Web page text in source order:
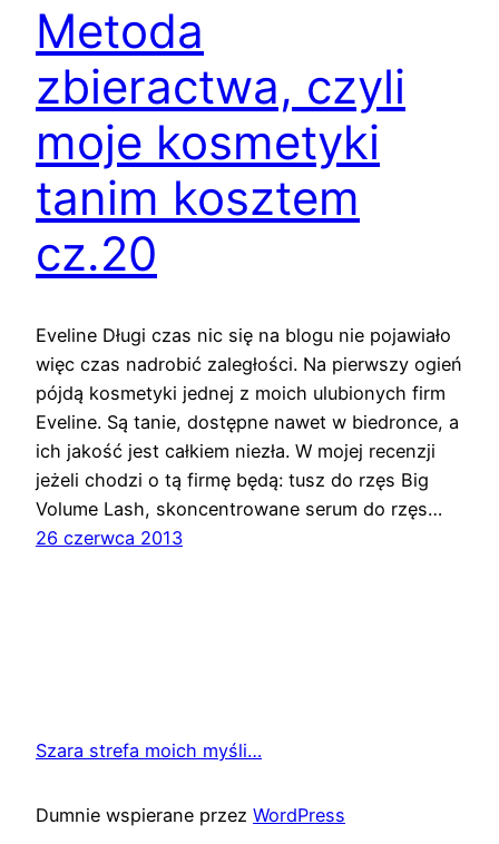
Metoda
zbieractwa, czyli
moje kosmetyki
tanim kosztem
cz.20
Eveline Długi czas nic się na blogu nie pojawiało
więc czas nadrobić zaległości. Na pierwszy ogień
pójdą kosmetyki jednej z moich ulubionych firm
Eveline. Są tanie, dostępne nawet w biedronce, a
ich jakość jest całkiem niezła. W mojej recenzji
jeżeli chodzi o tą firmę będą: tusz do rzęs Big
Volume Lash, skoncentrowane serum do rzęs…
26 czerwca 2013
Szara strefa moich myśli…
Dumnie wspierane przez WordPress